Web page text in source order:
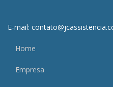
E-mail:
Home
Empresa